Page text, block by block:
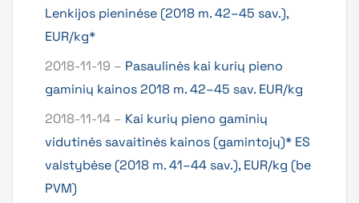
Lenkijos pieninėse (2018 m. 42–45 sav.),
EUR/kg*
2018-11-19 – Pasaulinės kai kurių pieno
gaminių kainos 2018 m. 42–45 sav. EUR/kg
2018-11-14 – Kai kurių pieno gaminių
vidutinės savaitinės kainos (gamintojų)* ES
valstybėse (2018 m. 41–44 sav.), EUR/kg (be
PVM)